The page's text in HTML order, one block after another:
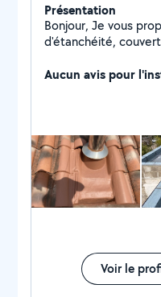
Présentation
Bonjour, Je vous
d'étanchéité,
bouche du Rhône /
Aucun avis pour
Voir le